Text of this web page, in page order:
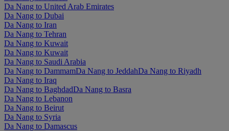
Da Nang to United Arab Emirates
Da Nang to Dubai
Da Nang to Iran
Da Nang to Tehran
Da Nang to Kuwait
Da Nang to Kuwait
Da Nang to Saudi Arabia
Da Nang to DammamDa Nang to JeddahDa Nang to Riyadh
Da Nang to Iraq
Da Nang to BaghdadDa Nang to Basra
Da Nang to Lebanon
Da Nang to Beirut
Da Nang to Syria
Da Nang to Damascus